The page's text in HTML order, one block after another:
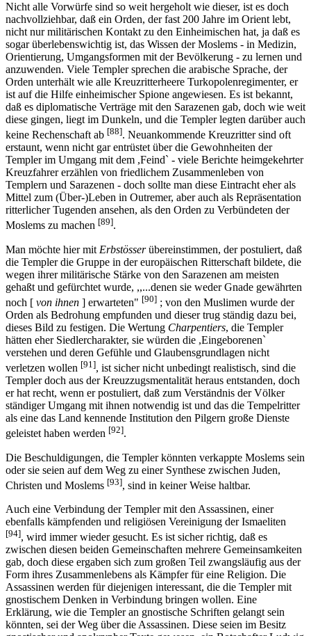
Nicht alle Vorwürfe sind so weit hergeholt wie dieser, ist es doch
nachvollziehbar, daß ein Orden, der fast 200 Jahre im Orient lebt,
nicht nur militärischen Kontakt zu den Einheimischen hat, ja daß es
sogar überlebenswichtig ist, das Wissen der Moslems - in Medizin,
Orientierung, Umgangsformen mit der Bevölkerung - zu lernen und
anzuwenden. Viele Templer sprechen die arabische Sprache, der
Orden unterhält wie alle Kreuzritterheere Turkopolenregimenter, er
ist auf die Hilfe einheimischer Spione angewiesen. Es ist bekannt,
daß es diplomatische Verträge mit den Sarazenen gab, doch wie weit
diese gingen, liegt im Dunkeln, und die Templer legten darüber auch
keine Rechenschaft ab [88]. Neuankommende Kreuzritter sind oft
erstaunt, wenn nicht gar entrüstet über die Gewohnheiten der
Templer im Umgang mit dem ,Feind` - viele Berichte heimgekehrter
Kreuzfahrer erzählen von friedlichem Zusammenleben von
Templern und Sarazenen - doch sollte man diese Eintracht eher als
Mittel zum (Über-)Leben in Outremer, aber auch als Repräsentation
ritterlicher Tugenden ansehen, als den Orden zu Verbündeten der
Moslems zu machen [89].
Man möchte hier mit Erbstösserübereinstimmen, der postuliert, daß
die Templer die Gruppe in der europäischen Ritterschaft bildete, die
wegen ihrer militärische Stärke von den Sarazenen am meisten
gehaßt und gefürchtet wurde, ,,...denen sie weder Gnade gewährten
noch [ von ihnen ] erwarteten" [90] ; von den Muslimen wurde der
Orden als Bedrohung empfunden und dieser trug ständig dazu bei,
dieses Bild zu festigen. Die Wertung Charpentiers, die Templer
hätten eher Siedlercharakter, sie würden die ,Eingeborenen`
verstehen und deren Gefühle und Glaubensgrundlagen nicht
verletzen wollen [91], ist sicher nicht unbedingt realistisch, sind die
Templer doch aus der Kreuzzugsmentalität heraus entstanden, doch
er hat recht, wenn er postuliert, daß zum Verständnis der Völker
ständiger Umgang mit ihnen notwendig ist und das die Tempelritter
als eine das Land kennende Institution den Pilgern große Dienste
geleistet haben werden [92].
Die Beschuldigungen, die Templer könnten verkappte Moslems sein
oder sie seien auf dem Weg zu einer Synthese zwischen Juden,
Christen und Moslems [93], sind in keiner Weise haltbar.
Auch eine Verbindung der Templer mit den Assassinen, einer
ebenfalls kämpfenden und religiösen Vereinigung der Ismaeliten
[94], wird immer wieder gesucht. Es ist sicher richtig, daß es
zwischen diesen beiden Gemeinschaften mehrere Gemeinsamkeiten
gab, doch diese ergaben sich zum großen Teil zwangsläufig aus der
Form ihres Zusammenlebens als Kämpfer für eine Religion. Die
Assassinen werden für diejenigen interessant, die die Templer mit
gnostischem Denken in Verbindung bringen wollen. Eine
Erklärung, wie die Templer an gnostische Schriften gelangt sein
könnten, sei der Weg über die Assassinen. Diese seien im Besitz